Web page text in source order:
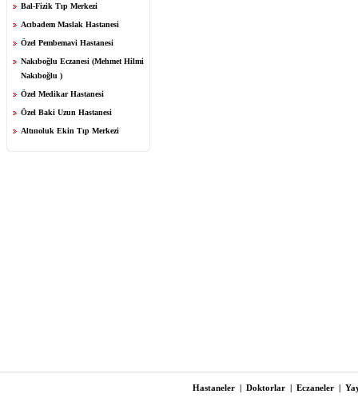
Bal-Fizik Tıp Merkezi
Acıbadem Maslak Hastanesi
Özel Pembemavi Hastanesi
Nakıboğlu Eczanesi (Mehmet Hilmi
Nakıboğlu )
Özel Medikar Hastanesi
Özel Baki Uzun Hastanesi
Altınoluk Ekin Tıp Merkezi
Hastaneler | Doktorlar | Eczaneler |